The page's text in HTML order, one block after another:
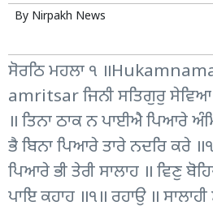
By Nirpakh News
ਸੋਰਠਿ ਮਹਲਾ ੧
amritsar ਜਿਨੀ ਸਤਿਗੁਰੁ
॥ ਤਿਨਾ ਠਾਕ ਨ ਪਾਈਐ ਪਿਆਰੇ
ਭੈ ਬਿਨਾ ਪਿਆਰੇ ਤਾਰੇ ਨਦਰਿ ਕਰੇ
ਪਿਆਰੇ ਭੀ ਤੇਰੀ ਸਾਲਾਹ ॥ ਵਿਣੁ
ਪਾਇ ਕਹਾਹ ॥੧॥ ਰਹਾਉ ॥